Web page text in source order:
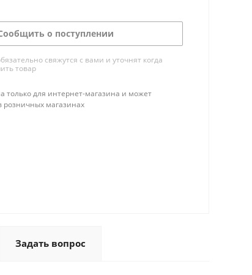
о поступлении
свяжутся с вами и уточнят когда
товар
только для интернет-магазина и может
розничных магазинах
Задать вопрос